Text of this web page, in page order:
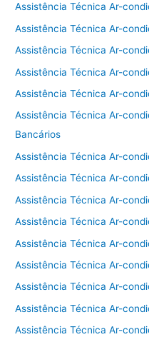
Assistência Técnica Ar-
Assistência Técnica Ar-
Assistência Técnica Ar-
Assistência Técnica Ar-
Assistência Técnica Ar-
Assistência Técnica Ar-
Bancários
Assistência Técnica Ar-
Assistência Técnica Ar-
Assistência Técnica Ar-
Assistência Técnica Ar-
Assistência Técnica Ar-
Assistência Técnica Ar-
Assistência Técnica Ar-
Assistência Técnica Ar-
Assistência Técnica Ar-